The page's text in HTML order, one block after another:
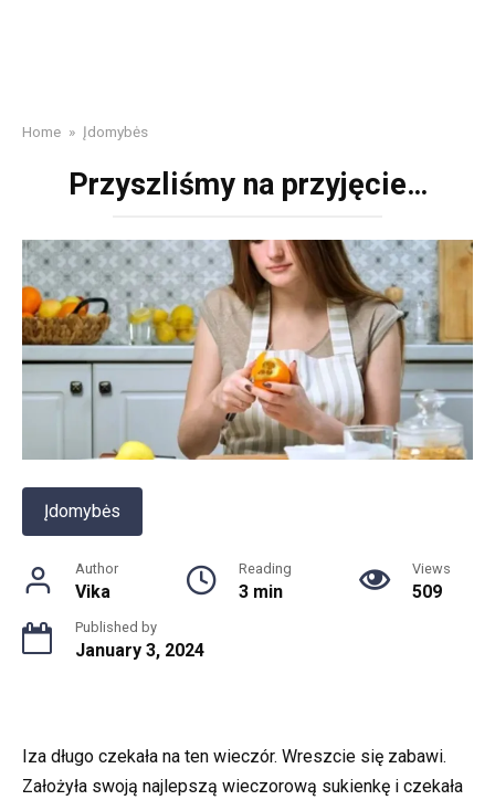
Home » Įdomybės
Przyszliśmy na przyjęcie…
Įdomybės
Author
Vika
Reading
3 min
Views
509
Published by
January 3, 2024
Iza długo czekała na ten wieczór. Wreszcie się zabawi.
Założyła swoją najlepszą wieczorową sukienkę i czekała